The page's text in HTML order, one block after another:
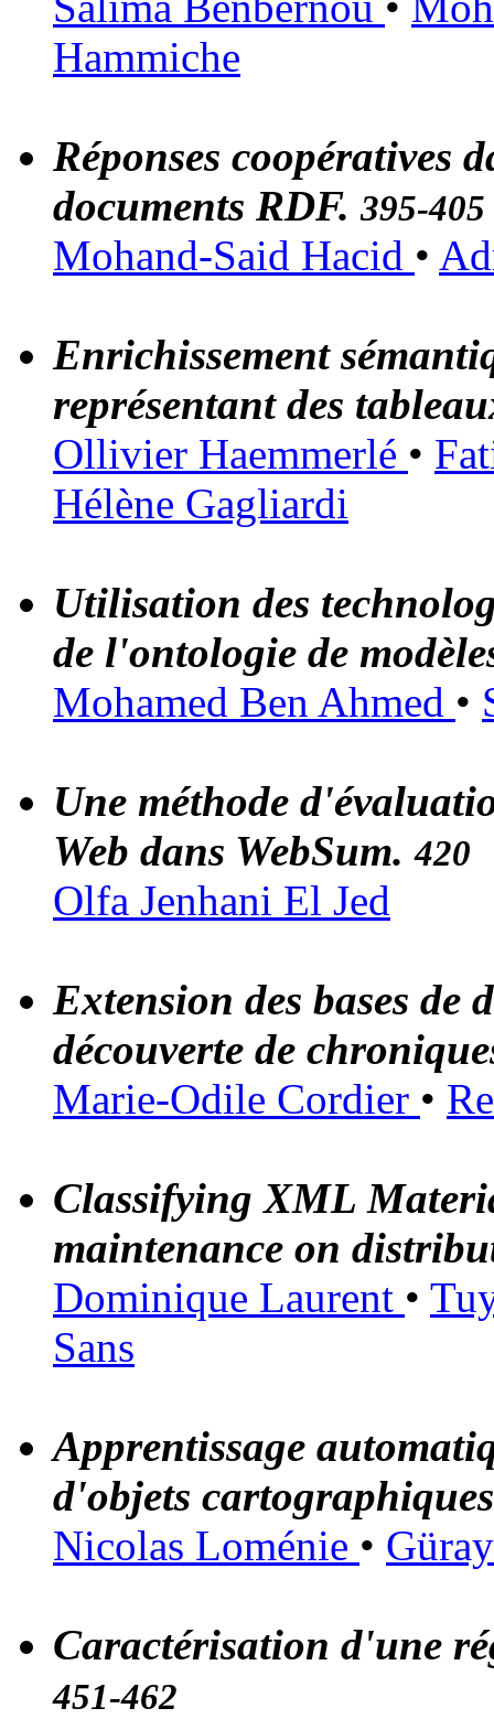
Hammiche
Réponses coopératives
documents RDF.395-405
Mohand-Said Hacid •
Enrichissement
représentant des
Ollivier Haemmerlé •
Hélène Gagliardi
Utilisation des
de l'ontologie de
Mohamed Ben Ahmed •
Une méthode
Web dans WebSum.420
Olfa Jenhani El Jed
Extension des bases de
découverte de
Marie-Odile Cordier •
Classifying XML
maintenance on
Dominique Laurent •
Sans
Apprentissage
d'objets
Nicolas Loménie •
Caractérisation d'une
451-462